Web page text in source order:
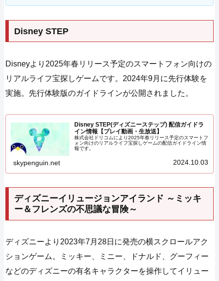
Disney STEP
Disneyより2025年春リリース予定のスマートフォン向けの
リアルライフ宝探しゲームです。2024年9月に先行体験を
実施。先行体験版のガイドラインが公開されました。
Disney STEP(ディズニーステップ) 配信ガイドラ
イン情報【プレイ動画・生放送】
株式会社ドリコムにより2025年春リリース予定のスマートフ
ォン向けのリアルライフ宝探しゲームの配信ガイドライン情
報です。
skypenguin.net 2024.10.03
ディズニーイリュージョンアイランド ～ミッキ
ー＆フレンズの不思議な冒険～
ディズニーより2023年7月28日に発売の横スクロールアク
ションゲーム。ミッキー、ミニー、ドナルド、グーフィー
などのディズニーの有名キャラクターを操作してイリュー